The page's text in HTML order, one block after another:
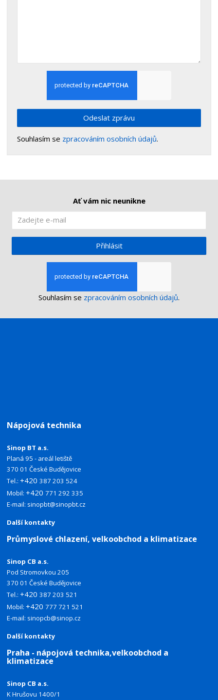
Odeslat zprávu
Souhlasím se zpracováním osobních údajů.
Ať vám nic neunikne
Přihlásit
Souhlasím se zpracováním osobních údajů.
Nápojová technika
Sinop BT a.s.
Planá 95 - areál letiště
370 01 České Budějovice
Tel.:+420387 203 524
Mobil:+420771 292 335
E-mail: sinopbt@sinopbt.cz
Další kontakty
Průmyslové chlazení, velkoobchod a klimatizace
Sinop CB a.s.
Pod Stromovkou 205
370 01 České Budějovice
Tel.:+420387 203 521
Mobil:+420777 721 521
E-mail: sinopcb@sinop.cz
Další kontakty
Praha - nápojová technika,velkoobchod a
klimatizace
Sinop CB a.s.
K Hrušovu 1400/1